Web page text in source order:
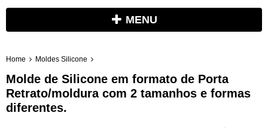
MENU
Home Moldes Silicone
Molde de Silicone em formato de Porta
Retrato/moldura com 2 tamanhos e formas
diferentes.